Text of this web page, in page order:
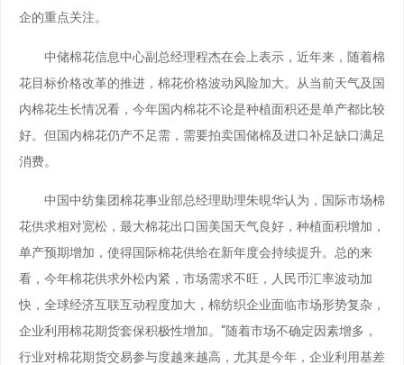
企的重点关注。
中储棉花信息中心副总经理程杰在会上表示，近年来，随着棉
花目标价格改革的推进，棉花价格波动风险加大。从当前天气及国
内棉花生长情况看，今年国内棉花不论是种植面积还是单产都比较
好。但国内棉花仍产不足需，需要拍卖国储棉及进口补足缺口满足
消费。
中国中纺集团棉花事业部总经理助理朱晛华认为，国际市场棉
花供求相对宽松，最大棉花出口国美国天气良好，种植面积增加，
单产预期增加，使得国际棉花供给在新年度会持续提升。总的来
看，今年棉花供求外松内紧，市场需求不旺，人民币汇率波动加
快，全球经济互联互动程度加大，棉纺织企业面临市场形势复杂，
企业利用棉花期货套保积极性增加。“随着市场不确定因素增多，
行业对棉花期货交易参与度越来越高，尤其是今年，企业利用基差